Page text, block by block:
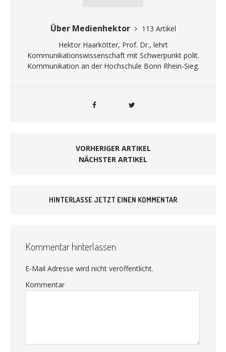
Über Medienhektor
113 Artikel
Hektor Haarkötter, Prof. Dr., lehrt
Kommunikationswissenschaft mit Schwerpunkt polit.
Kommunikation an der Hochschule Bonn Rhein-Sieg.
VORHERIGER ARTIKEL
NÄCHSTER ARTIKEL
HINTERLASSE JETZT EINEN KOMMENTAR
Kommentar hinterlassen
E-Mail Adresse wird nicht veröffentlicht.
Kommentar